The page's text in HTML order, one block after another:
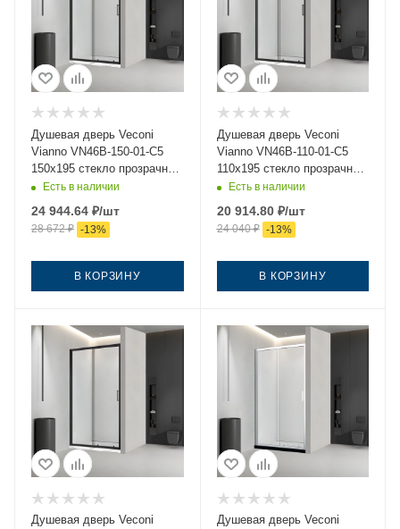
Душевая дверь Veconi
Vianno VN46B-150-01-C5
150х195 стекло прозрачное
профиль черный
Есть в наличии
24 944.64 ₽/шт
28 672₽ -13%
В КОРЗИНУ
Душевая дверь Veconi
Vianno VN46B-110-01-C5
110х195 стекло прозрачное
профиль черный
Есть в наличии
20 914.80₽/шт
24 040₽ -13%
В КОРЗИНУ
Душевая дверь Veconi
Душевая дверь Veconi